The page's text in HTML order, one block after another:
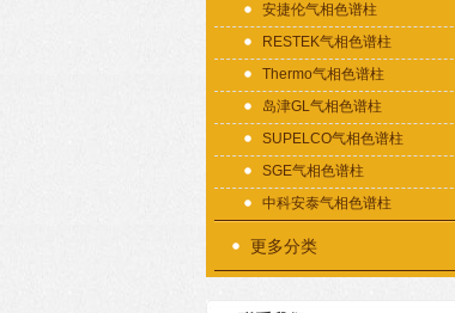
安捷伦气相色谱柱
RESTEK气相色谱柱
Thermo气相色谱柱
岛津GL气相色谱柱
SUPELCO气相色谱柱
SGE气相色谱柱
中科安泰气相色谱柱
更多分类